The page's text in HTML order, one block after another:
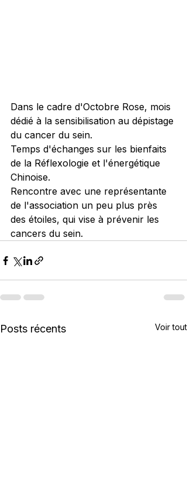
Dans le cadre d'Octobre Rose, mois
dédié à la sensibilisation au dépistage
du cancer du sein.
Temps d'échanges sur les bienfaits
de la Réflexologie et l'énergétique
Chinoise.
Rencontre avec une représentante
de l'association un peu plus près
des étoiles, qui vise à prévenir les
cancers du sein.
Posts récents Voir tout